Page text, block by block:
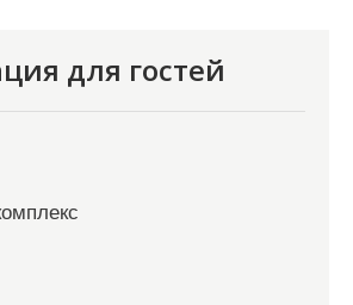
для гостей